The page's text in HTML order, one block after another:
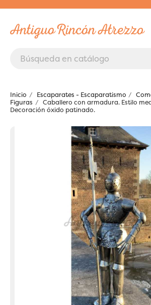
Inicio Escaparates - Escaparatismo
Figuras
Caballero con armadura. Estilo
Decoración óxido patinado.